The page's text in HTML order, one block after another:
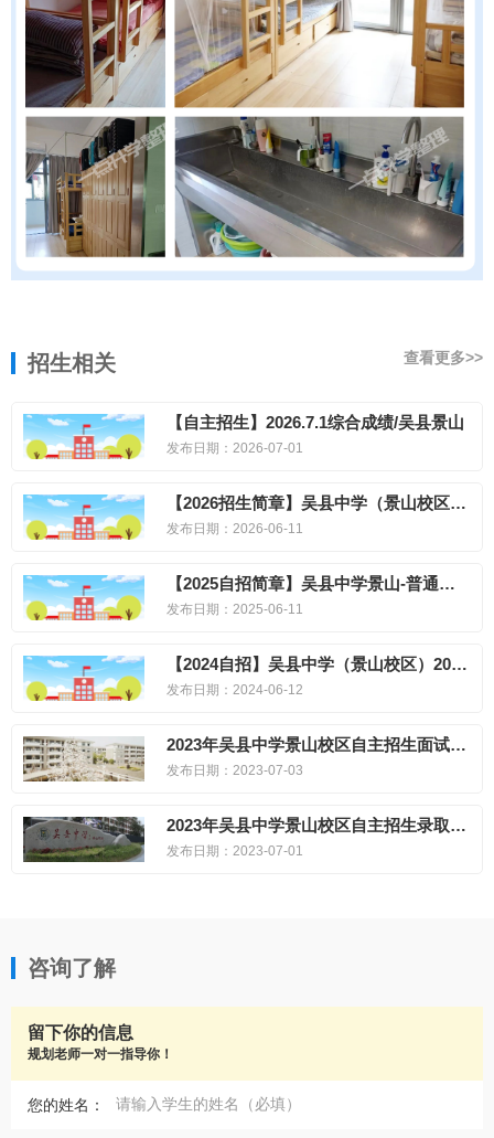
招生相关 查看更多>>
【自主招生】2026.7.1综合成绩/吴县景山
发布日期：2026-07-01
【2026招生简章】吴县中学（景山校区）2026年自主招生简章、实施方案
发布日期：2026-06-11
【2025自招简章】吴县中学景山-普通自招
发布日期：2025-06-11
【2024自招】吴县中学（景山校区）2024年自主招生简章
发布日期：2024-06-12
2023年吴县中学景山校区自主招生面试名单公示
发布日期：2023-07-03
2023年吴县中学景山校区自主招生录取名单公示
发布日期：2023-07-01
咨询了解
留下你的信息
规划老师一对一指导你！
您的姓名：